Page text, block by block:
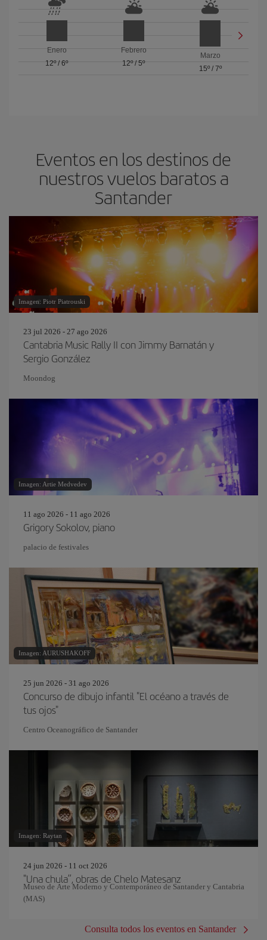
Enero
12º/6º
Febrero
12º/ 5º
Marzo
15º/ 7º
Eventos en los destinos de
nuestros vuelos baratos a
Santander
Imagen: Piotr Piatrouski
23 jul 2026 - 27 ago 2026
Cantabria Music Rally II con Jimmy Barnatán y
Sergio González
Moondog
Imagen: Artie Medvedev
11 ago 2026 - 11 ago 2026
Grigory Sokolov, piano
palacio de festivales
Imagen: AURUSHAKOFF
25 jun 2026 - 31 ago 2026
Concurso de dibujo infantil "El océano a través de
tus ojos"
Centro Oceanográfico de Santander
Imagen: Raytan
24 jun 2026 - 11 oct 2026
"Una chula”, obras de Chelo Matesanz
Museo de Arte Moderno y Contemporáneo de Santander y Cantabria
(MAS)
Consulta todos los eventos en Santander